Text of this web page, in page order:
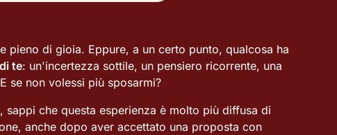
pieno di gioia. Eppure, a un certo punto, qualcosa ha
te: un'incertezza sottile, un pensiero ricorrente, una
se non volessi più sposarmi?
sappi che questa esperienza è molto più diffusa di
anche dopo aver accettato una proposta con